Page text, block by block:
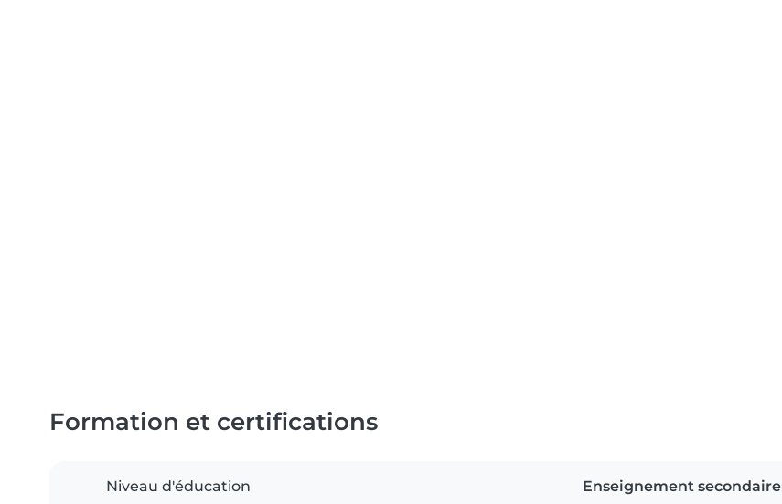
Formation et certifications
Niveau d'éducation Enseignement secondaire